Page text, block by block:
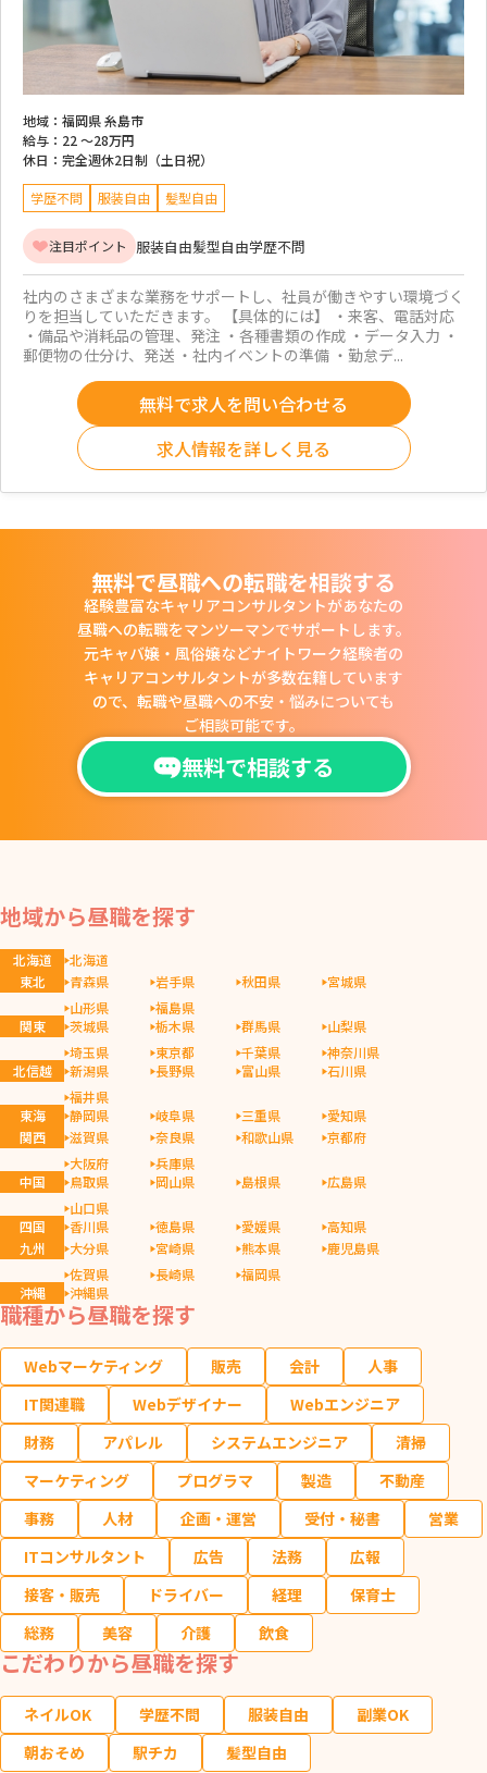
地域： 福岡県 糸島市
給与： 22 ～28万円
休日： 完全週休2日制（土日祝）
学歴不問 服装自由 髪型自由
注目ポイント 服装自由髪型自由学歴不問
社内のさまざまな業務をサポートし、社員が働きやすい環境づく
りを担当していただきます。 【具体的には】 ・来客、電話対応
・備品や消耗品の管理、発注 ・各種書類の作成 ・データ入力 ・
郵便物の仕分け、発送 ・社内イベントの準備 ・勤怠デ...
無料で求人を問い合わせる
求人情報を詳しく見る
無料で昼職への転職を相談する
経験豊富なキャリアコンサルタントがあなたの
昼職への転職をマンツーマンでサポートします。
元キャバ嬢・風俗嬢などナイトワーク経験者の
キャリアコンサルタントが多数在籍しています
ので、 転職や昼職への不安・悩みについても
ご相談可能です。
無料で相談する
地域から昼職を探す
北海道
北海道
東北
青森県 岩手県 秋田県
宮城県
山形県
福島県
関東
茨城県 栃木県 群馬県
山梨県
埼玉県
東京都 千葉県
神奈川県
北信越
新潟県 長野県 富山県
石川県
福井県
東海
静岡県 岐阜県 三重県
愛知県
関西
滋賀県 奈良県 和歌山県
京都府
大阪府
兵庫県
中国
鳥取県 岡山県 島根県
広島県
山口県
四国
香川県 徳島県 愛媛県
高知県
九州
大分県 宮崎県 熊本県
鹿児島県
佐賀県
長崎県
福岡県
沖縄
沖縄県
職種から昼職を探す
Webマーケティング 販売 会計
人事
IT関連職
Webデザイナー
Webエンジニア
財務
アパレル システムエンジニア
清掃
マーケティング
プログラマ 製造
不動産
事務
人材 企画・運営 受付・秘書
営業
ITコンサルタント
広告 法務
広報
接客・販売
ドライバー 経理
保育士
総務
美容 介護 飲食
こだわりから昼職を探す
ネイルOK 学歴不問 服装自由
副業OK
朝おそめ
駅チカ 髪型自由